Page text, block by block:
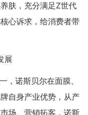
肤，充分满足Z世代
心诉求，给消费者带
展
，诺斯贝尔在面膜、
自身产业优势，从产
场、营销拓客，诺斯